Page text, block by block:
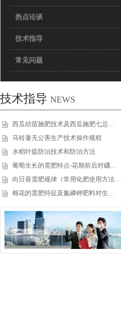
热点论谈
技术指导
常见问题
技术指导 NEWS
西瓜幼苗施肥技术及西瓜施肥七忌…
马铃薯无公害生产技术操作规程
水稻叶瘟防治技术和防治方法
葡萄生长的需肥特点-花期前后对硼…
向日葵需肥规律（常用化肥使用方法…
棉花的需肥特征及氮磷钾肥料对生…